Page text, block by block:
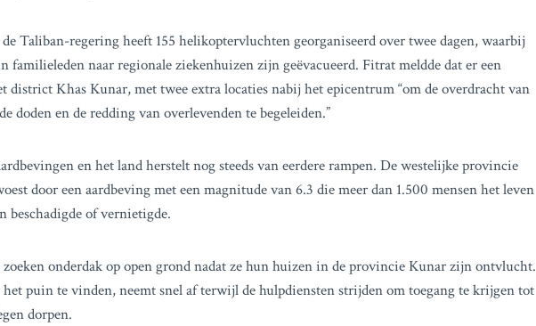
Taliban-regering heeft 155 helikoptervluchten georganiseerd over twee dagen, waarbij
familieleden naar regionale ziekenhuizen zijn geëvacueerd. Fitrat meldde dat er een
district Khas Kunar, met twee extra locaties nabij het epicentrum “om de overdracht van
doden en de redding van overlevenden te begeleiden.”
en het land herstelt nog steeds van eerdere rampen. De westelijke provincie
door een aardbeving met een magnitude van 6.3 die meer dan 1.500 mensen het leven
beschadigde of vernietigde.
onderdak op open grond nadat ze hun huizen in de provincie Kunar zijn ontvlucht.
puin te vinden, neemt snel af terwijl de hulpdiensten strijden om toegang te krijgen tot
dorpen.